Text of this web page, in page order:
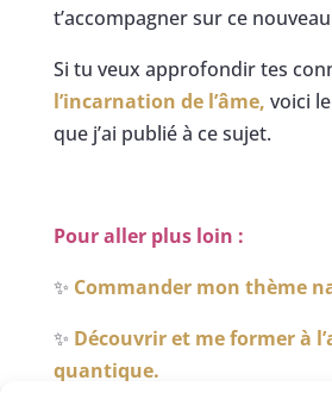
t’accompagner sur ce
Si tu veux approfondir tes
l’incarnation de l’âme, voici
que j’ai publié à ce sujet.
Pour aller plus loin :
✨ Commander mon thème
✨ Découvrir et me former à
quantique.